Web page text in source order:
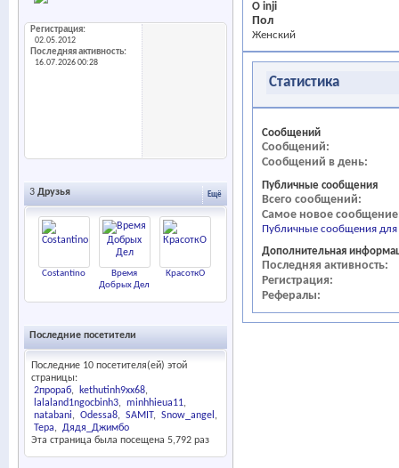
Регистрация
02.05.2012
Последняя активность
16.07.202600:28
Ещё
3 Друзья
Costantino
Время
Добрых Дел
КрасоткО
Последние посетители
Последние 10 посетителя(ей) этой
страницы:
2прораб
kethutinh9xx68
lalaland1ngocbinh3
minhhieua11
natabani
Odessa8 SAMIT
Snow_angel
Tepa
Дядя_Джимбо
Эта страница была посещена 5,792 раз
О inji
Пол
Женский
Статистика
Сообщений
Сообщений
Сообщений в день
Публичные сообщения
Всего сообщений
Самое новое сообщение
Публичные сообщения
Дополнительная
Последняя активность
Регистрация
Рефералы